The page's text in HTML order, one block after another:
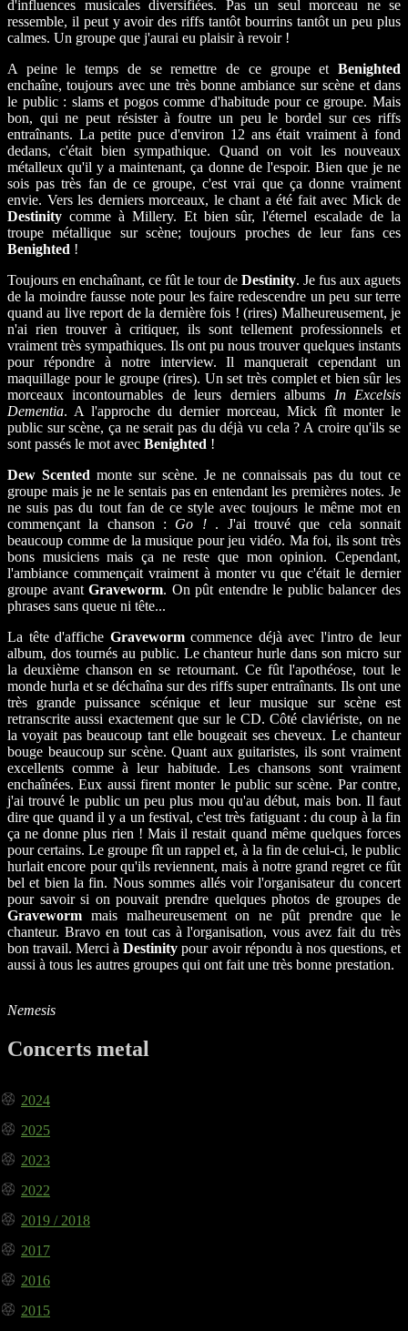
d'influences musicales diversifiées. Pas un seul morceau ne se
ressemble, il peut y avoir des riffs tantôt bourrins tantôt un peu plus
calmes. Un groupe que j'aurai eu plaisir à revoir !
A peine le temps de se remettre de ce groupe et Benighted
enchaîne, toujours avec une très bonne ambiance sur scène et dans
le public : slams et pogos comme d'habitude pour ce groupe. Mais
bon, qui ne peut résister à foutre un peu le bordel sur ces riffs
entraînants. La petite puce d'environ 12 ans était vraiment à fond
dedans, c'était bien sympathique. Quand on voit les nouveaux
métalleux qu'il y a maintenant, ça donne de l'espoir. Bien que je ne
sois pas très fan de ce groupe, c'est vrai que ça donne vraiment
envie. Vers les derniers morceaux, le chant a été fait avec Mick de
Destinity comme à Millery. Et bien sûr, l'éternel escalade de la
troupe métallique sur scène; toujours proches de leur fans ces
Benighted !
Toujours en enchaînant, ce fût le tour de Destinity. Je fus aux aguets
de la moindre fausse note pour les faire redescendre un peu sur terre
quand au live report de la dernière fois ! (rires) Malheureusement, je
n'ai rien trouver à critiquer, ils sont tellement professionnels et
vraiment très sympathiques. Ils ont pu nous trouver quelques instants
pour répondre à notre interview. Il manquerait cependant un
maquillage pour le groupe (rires). Un set très complet et bien sûr les
morceaux incontournables de leurs derniers albums In Excelsis
Dementia. A l'approche du dernier morceau, Mick fît monter le
public sur scène, ça ne serait pas du déjà vu cela ? A croire qu'ils se
sont passés le mot avec Benighted !
Dew Scented monte sur scène. Je ne connaissais pas du tout ce
groupe mais je ne le sentais pas en entendant les premières notes. Je
ne suis pas du tout fan de ce style avec toujours le même mot en
commençant la chanson : Go !. J'ai trouvé que cela sonnait
beaucoup comme de la musique pour jeu vidéo. Ma foi, ils sont très
bons musiciens mais ça ne reste que mon opinion. Cependant,
l'ambiance commençait vraiment à monter vu que c'était le dernier
groupe avantGraveworm. On pût entendre le public balancer des
phrases sans queue ni tête...
La tête d'affiche Gravewormcommence déjà avec l'intro de leur
album, dos tournés au public. Le chanteur hurle dans son micro sur
la deuxième chanson en se retournant. Ce fût l'apothéose, tout le
monde hurla et se déchaîna sur des riffs super entraînants. Ils ont une
très grande puissance scénique et leur musique sur scène est
retranscrite aussi exactement que sur le CD. Côté claviériste, on ne
la voyait pas beaucoup tant elle bougeait ses cheveux. Le chanteur
bouge beaucoup sur scène. Quant aux guitaristes, ils sont vraiment
excellents comme à leur habitude. Les chansons sont vraiment
enchaînées. Eux aussi firent monter le public sur scène. Par contre,
j'ai trouvé le public un peu plus mou qu'au début, mais bon. Il faut
dire que quand il y a un festival, c'est très fatiguant : du coup à la fin
ça ne donne plus rien ! Mais il restait quand même quelques forces
pour certains. Le groupe fît un rappel et, à la fin de celui-ci, le public
hurlait encore pour qu'ils reviennent, mais à notre grand regret ce fût
bel et bien la fin. Nous sommes allés voir l'organisateur du concert
pour savoir si on pouvait prendre quelques photos de groupes de
Graveworm mais malheureusement on ne pût prendre que le
chanteur. Bravo en tout cas à l'organisation, vous avez fait du très
bon travail. Merci àDestinity pour avoir répondu à nos questions, et
aussi à tous les autres groupes qui ont fait une très bonne prestation.
Nemesis
Concerts metal
2024
2025
2023
2022
2019 / 2018
2017
2016
2015